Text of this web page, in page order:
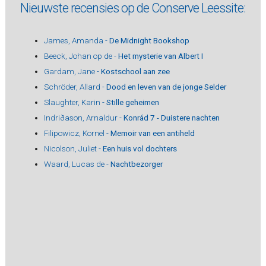
Nieuwste recensies op de Conserve Leessite:
James, Amanda -De Midnight Bookshop
Beeck, Johan op de -Het mysterie van Albert I
Gardam, Jane -Kostschool aan zee
Schröder, Allard -Dood en leven van de jonge Selder
Slaughter, Karin -Stille geheimen
Indriðason, Arnaldur -Konrád 7 - Duistere nachten
Filipowicz, Kornel -Memoir van een antiheld
Nicolson, Juliet -Een huis vol dochters
Waard, Lucas de -Nachtbezorger